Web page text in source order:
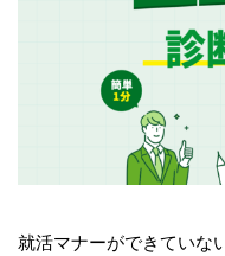
就活マナーができていな